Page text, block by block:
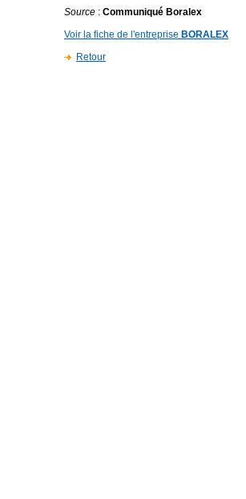
Source : Communiqué Boralex
Voir la fiche de l'entreprise BORALEX
Retour